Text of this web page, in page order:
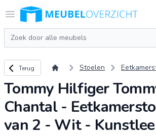
Open menu
Logo Meubeloverzicht.nl
Zoeken
Terug naar overzicht
Terug Stoelen
Tommy Hilfiger
Chantal -
van 2 - Wit -